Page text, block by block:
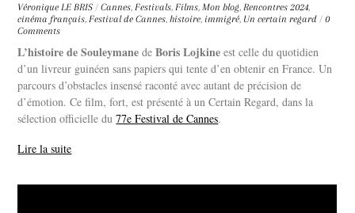
Véronique LE BRIS / Cannes,Festivals,Films,Mon blog,Rencontres 2024,
cinéma français,Festival de Cannes,histoire, immigré, Un certain regard / 0
Comments
L’histoire de Souleymane deBoris Lojkine est celle du quotidien
d’un livreur guinéen sans papiers qui tente d’en obtenir en France. Un
parcours d’obstacles insensé raconté avec autant de précision de
d’émotion. Ce film, fort, est présenté à un Certain Regard, dans la
sélection officielle du77e Festival de Cannes.
Lire la suite